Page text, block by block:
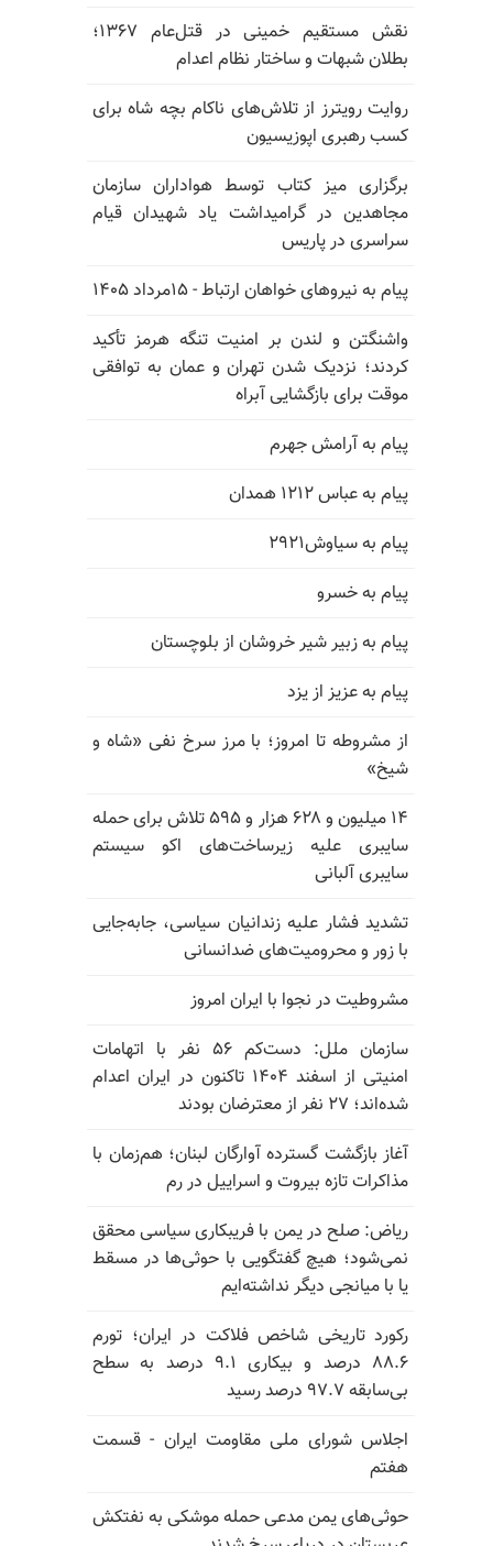
نقش مستقیم خمینی در قتل‌عام ۱۳۶۷؛
بطلان شبهات و ساختار نظام اعدام
روایت رویترز از تلاش‌های ناکام بچه شاه برای
کسب رهبری اپوزیسیون
برگزاری میز کتاب توسط هواداران سازمان
مجاهدین در گرامیداشت یاد شهیدان قیام
سراسری در پاریس
پیام به نیروهای خواهان ارتباط - ۱۵مرداد ۱۴۰۵
واشنگتن و لندن بر امنیت تنگه هرمز تأکید
کردند؛ نزدیک شدن تهران و عمان به توافقی
موقت برای بازگشایی آبراه
پیام به آرامش جهرم
پیام به عباس ۱۲۱۲ همدان
پیام به سیاوش۲۹۲۱
پیام به خسرو
پیام به زبیر شیر خروشان از بلوچستان
پیام به عزیز از یزد
از مشروطه تا امروز؛ با مرز سرخ نفی «شاه و
شیخ»
۱۴ میلیون و ۶۲۸ هزار و ۵۹۵ تلاش برای حمله
سایبری علیه زیرساخت‌های اکو سیستم
سایبری آلبانی
تشدید فشار علیه زندانیان سیاسی، جابه‌جایی
با زور و محرومیت‌های ضدانسانی
مشروطیت در نجوا با ایران امروز
سازمان ملل: دست‌کم ۵۶ نفر با اتهامات
امنیتی از اسفند ۱۴۰۴ تاکنون در ایران اعدام
شده‌اند؛ ۲۷ نفر از معترضان بودند
آغاز بازگشت گسترده آوارگان لبنان؛ هم‌زمان با
مذاکرات تازه بیروت و اسراییل در رم
ریاض: صلح در یمن با فریبکاری سیاسی محقق
نمی‌شود؛ هیچ گفتگویی با حوثی‌ها در مسقط
یا با میانجی دیگر نداشته‌ایم
رکورد تاریخی شاخص فلاکت در ایران؛ تورم
۸۸.۶ درصد و بیکاری ۹.۱ درصد به سطح
بی‌سابقه ۹۷.۷ درصد رسید
اجلاس شورای ملی مقاومت ایران - قسمت
هفتم
حوثی‌های یمن مدعی حمله موشکی به نفتکش